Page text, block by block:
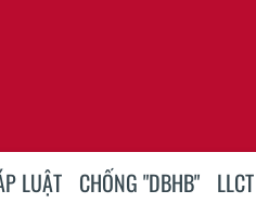
LUẬT CHỐNG "DBHB"